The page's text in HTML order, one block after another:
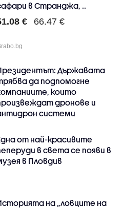
в Странджа, ..
€ 66.47 €
Държавата
да подпомогне
които
дронове и
системи
от най-красивите
в света се появи в
в Пловдив
на „ловците на